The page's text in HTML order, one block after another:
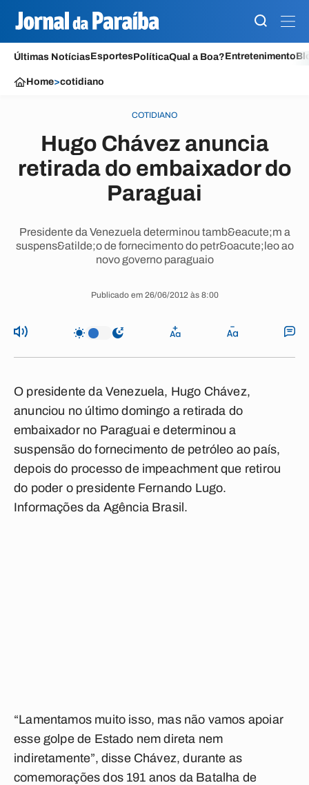
Últimas NotíciasEsportesPolíticaQual a Boa?Entretenimento
Home>cotidiano
COTIDIANO
Hugo Chávez anuncia
retirada do embaixador do
Paraguai
Presidente da Venezuela determinou tamb&eacute;m a
suspens&atilde;o de fornecimento do petr&oacute;leo ao
novo governo paraguaio
Publicado em 26/06/2012 às 8:00
O presidente da Venezuela, Hugo Chávez,
anunciou no último domingo a retirada do
embaixador no Paraguai e determinou a
suspensão do fornecimento de petróleo ao país,
depois do processo de impeachment que retirou
do poder o presidente Fernando Lugo.
Informações da Agência Brasil.
“Lamentamos muito isso, mas não vamos apoiar
esse golpe de Estado nem direta nem
indiretamente”, disse Chávez, durante as
comemorações dos 191 anos da Batalha de